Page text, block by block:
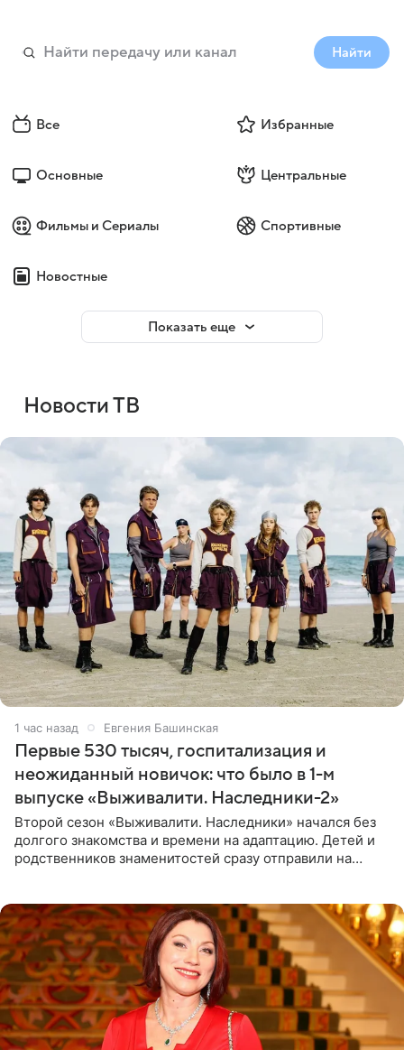
Найти
Все Избранные
Основные Центральные
Фильмы и Сериалы Спортивные
Новостные
Показать еще
Новости ТВ
1 час назад Евгения Башинская
Первые 530 тысяч, госпитализация и
неожиданный новичок: что было в 1-м
выпуске «Выживалити. Наследники-2»
Второй сезон «Выживалити. Наследники» начался без
долгого знакомства и времени на адаптацию. Детей и
родственников знаменитостей сразу отправили на